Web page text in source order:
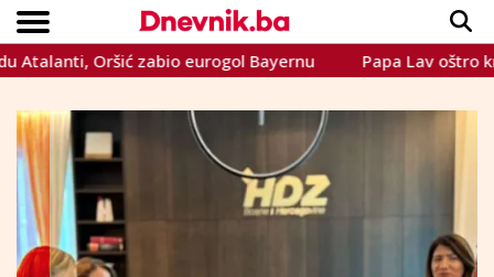
VIJESTI
SPORT
INTERVIEW
TEME
CRNA KRONIKA
LIFESTYLE
Copyright © Dnevnik.ba 2023.
Oršić zabio eurogol Bayernu Papa Lav oštro